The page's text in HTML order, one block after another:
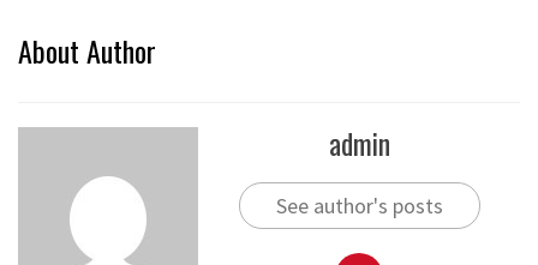
About Author
admin
See author's posts